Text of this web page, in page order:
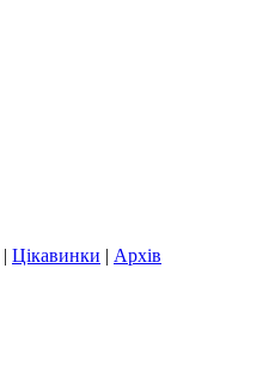
| Цікавинки | Архів